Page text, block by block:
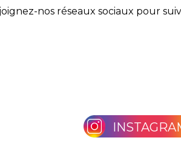
nos réseaux sociaux pour